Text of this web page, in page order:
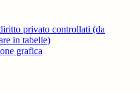
privato controllati (da
in tabelle)
grafica